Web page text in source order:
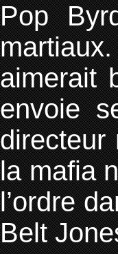
Pop
aimerait
envoie
directeur
la mafia
l’ordre
Belt